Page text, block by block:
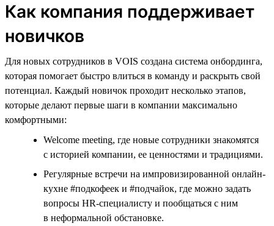
Как компания поддерживает
новичков
Для новых сотрудников в VOIS создана система онбординга,
которая помогает быстро влиться в команду и раскрыть свой
потенциал. Каждый новичок проходит несколько этапов,
которые делают первые шаги в компании максимально
комфортными:
Welcome meeting, где новые сотрудники знакомятся
с историей компании, ее ценностями и традициями.
Регулярные встречи на импровизированной онлайн-
кухне #подкофеек и #подчайок, где можно задать
вопросы HR-специалисту и пообщаться с ним
в неформальной обстановке.